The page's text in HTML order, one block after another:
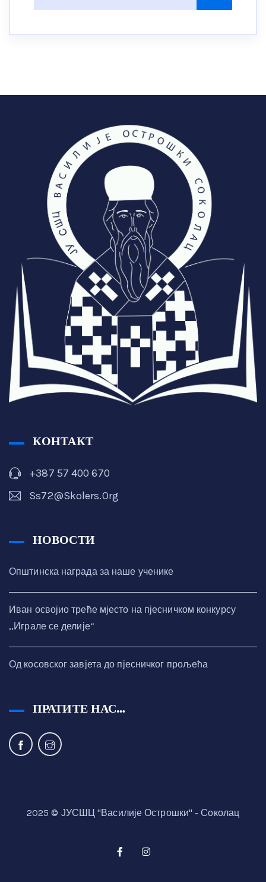
КОНТАКТ
+387 57 400 670
Ss72@skolers.org
НОВОСТИ
Општинска награда за наше ученике
Иван освојио треће мјесто на пјесничком конкурсу
,,Играле се делије“
Од косовског завјета до пјесничког прољећа
ПРАТИТЕ НАС…
2025 © ЈУСШЦ "Василије Острошки" - Соколац